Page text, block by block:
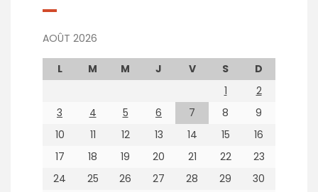
AOÛT 2026
L M M J V S
D
1
2
3
4 5 6 7 8
9
10
11 12 13 14 15
16
17
18 19 20 21 22
23
24
25 26 27 28 29
30